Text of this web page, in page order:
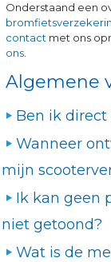
Onderstaand een
contact met ons
ons
Algemene
Ben ik direct
Wanneer
mijn
Ik kan geen
niet getoond?
Wat is de